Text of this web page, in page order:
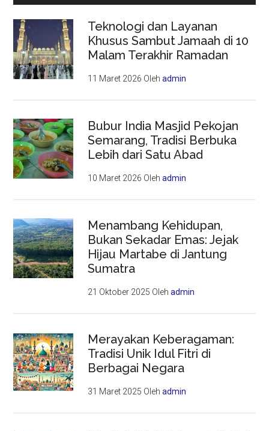
Teknologi dan Layanan
Khusus Sambut Jamaah di 10
Malam Terakhir Ramadan
11 Maret 2026 Olehadmin
Bubur India Masjid Pekojan
Semarang, Tradisi Berbuka
Lebih dari Satu Abad
10 Maret 2026 Olehadmin
Menambang Kehidupan,
Bukan Sekadar Emas: Jejak
Hijau Martabe di Jantung
Sumatra
21 Oktober 2025 Olehadmin
Merayakan Keberagaman:
Tradisi Unik Idul Fitri di
Berbagai Negara
31 Maret 2025 Olehadmin